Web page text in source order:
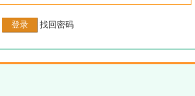
找回密码